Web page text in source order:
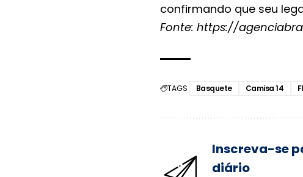
confirmando que seu
Fonte: https://
TAGS Basquete Camisa 14
Inscreva-se
diário